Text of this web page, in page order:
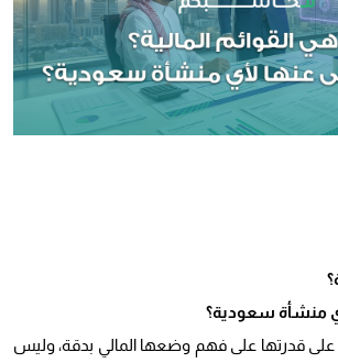
منشأة سعودية؟
قدرتها على فهم وضعها المالي بدقة، وليس